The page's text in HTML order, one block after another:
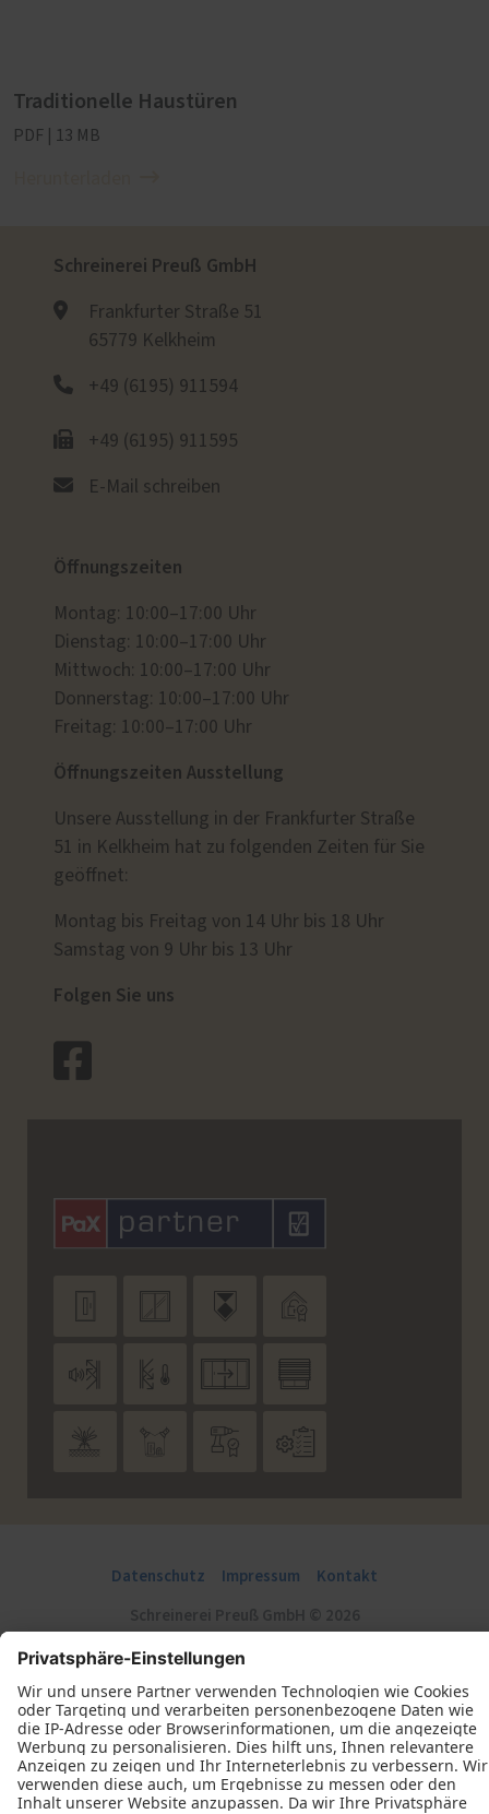
Traditionelle Haustüren
PDF | 13 MB
Schreinerei Preuß GmbH
Frankfurter Straße 51
65779 Kelkheim
+49 (6195) 911594
+49 (6195) 911595
E-Mail schreiben
Öffnungszeiten
Montag: 10:00–17:00 Uhr
Dienstag: 10:00–17:00 Uhr
Mittwoch: 10:00–17:00 Uhr
Donnerstag: 10:00–17:00 Uhr
Freitag: 10:00–17:00 Uhr
Öffnungszeiten Ausstellung
Unsere Ausstellung in der Frankfurter Straße
51 in Kelkheim hat zu folgenden Zeiten für Sie
geöffnet:
Montag bis Freitag von 14 Uhr bis 18 Uhr
Samstag von 9 Uhr bis 13 Uhr
Folgen Sie uns
  
   
   
Datenschutz Impressum
Kontakt
Schreinerei Preuß GmbH © 2026